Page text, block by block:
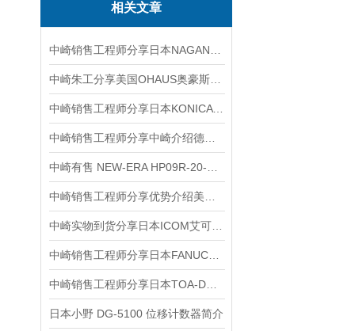
相关文章
中崎销售工程师分享日本KONICA MINOLTA柯尼卡美能达CR-10 Plus色差仪
日本小野 DG-5100 位移计数器简介